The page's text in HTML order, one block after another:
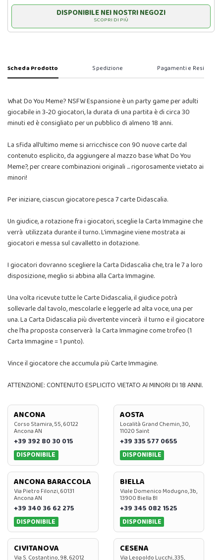
DISPONIBILE NEI NOSTRI NEGOZI
SCOPRI DI PIÙ
Scheda Prodotto Spedizione Pagamenti e Resi
What Do You Meme? NSFW Espansione è un party game per adulti
giocabile in 3-20 giocatori, la durata di una partita è di circa 30
minuti ed è consigliato per un pubblico di almeno 18 anni.
La sfida all'ultimo meme si arricchisce con 90 nuove carte dal
contenuto esplicito, da aggiungere al mazzo base What Do You
Meme?, per creare combinazioni originali ... rigorosamente vietato ai
minori!
Per iniziare, ciascun giocatore pesca 7 carte Didascalia.
Un giudice, a rotazione fra i giocatori, sceglie la Carta Immagine che
verrà utilizzata durante il turno. L'immagine viene mostrata ai
giocatori e messa sul cavalletto in dotazione.
I giocatori dovranno scegliere la Carta Didascalia che, tra le 7 a loro
disposizione, meglio si abbina alla Carta Immagine.
Una volta ricevute tutte le Carte Didascalia, il giudice potrà
sollevarle dal tavolo, mescolarle e leggerle ad alta voce, una per
una. La Carta Didascalia più divertente vincerà il turno e il giocatore
che l'ha proposta conserverà la Carta Immagine come trofeo (1
Carta Immagine = 1 punto).
Vince il giocatore che accumula più Carte Immagine.
ATTENZIONE: CONTENUTO ESPLICITO VIETATO AI MINORI DI 18 ANNI.
ANCONA
Corso Stamira, 55, 60122
Ancona AN
+39 392 80 30 015
DISPONIBILE
AOSTA
Località Grand Chemin, 30,
11020 Saint
+39 335 577 0655
DISPONIBILE
ANCONA BARACCOLA
Via Pietro Filonzi, 60131
Ancona AN
+39 340 36 62 275
DISPONIBILE
BIELLA
Viale Domenico Modugno, 3b,
13900 Biella BI
+39 345 082 1525
DISPONIBILE
CIVITANOVA
Via S. Costantino, 98, 62012
CESENA
Via Leopoldo Lucchi, 335,